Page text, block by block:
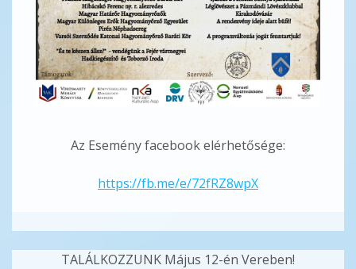
Az Esemény facebook elérhetősége:
https://fb.me/e/72fRZ8wpX
TALÁLKOZZUNK Május 12-én Vereben!